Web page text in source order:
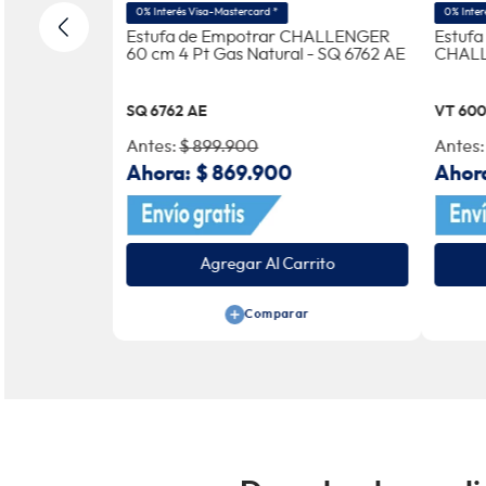
0% Interés Visa-Mastercard *
Estufa de Empotrar CHALLENGER
60 cm 4 Pt Gas Natural - SQ 6762 AE
SQ 6762 AE
Antes:$899.900
Ahora: $ 869.900
Agregar Al Carrito
Comparar
0%
VT